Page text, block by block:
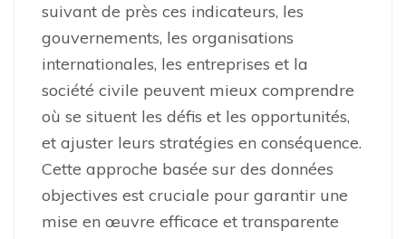
suivant de près ces indicateurs, les
gouvernements, les organisations
internationales, les entreprises et la
société civile peuvent mieux comprendre
où se situent les défis et les opportunités,
et ajuster leurs stratégies en conséquence.
Cette approche basée sur des données
objectives est cruciale pour garantir une
mise en œuvre efficace et transparente